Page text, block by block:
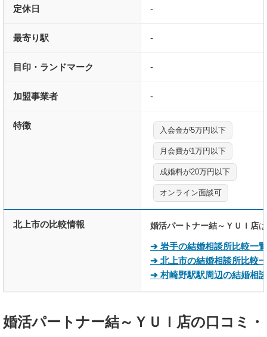
定休日 -
最寄り駅 -
目印・ランドマーク -
加盟事業者 -
特徴 入会金が5万円以下
月会費が1万円以下
成婚料が20万円以下
オンライン面談可
北上市の比較情報 婚活パートナー結～ＹＵＩ店
➔ 岩手の結婚相談所比較一覧
➔ 北上市の結婚相談所比較
➔ 村崎野駅駅周辺の結婚相
婚活パートナー結～ＹＵＩ店の口コミ・